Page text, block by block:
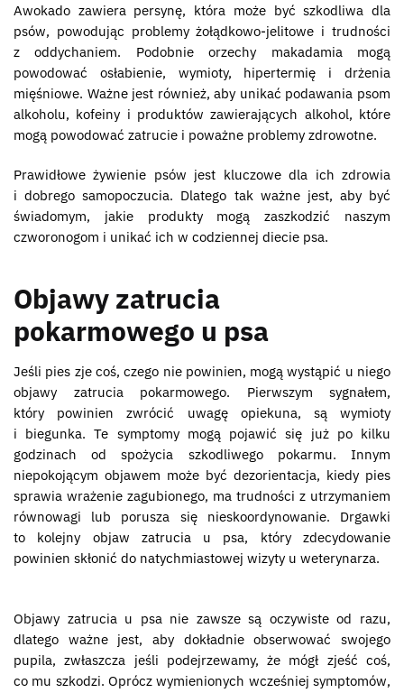
Awokado zawiera persynę, która może być szkodliwa dla
psów, powodując problemy żołądkowo-jelitowe i trudności
z oddychaniem. Podobnie orzechy makadamia mogą
powodować osłabienie, wymioty, hipertermię i drżenia
mięśniowe. Ważne jest również, aby unikać podawania psom
alkoholu, kofeiny i produktów zawierających alkohol, które
mogą powodować zatrucie i poważne problemy zdrowotne.
Prawidłowe żywienie psów jest kluczowe dla ich zdrowia
i dobrego samopoczucia. Dlatego tak ważne jest, aby być
świadomym, jakie produkty mogą zaszkodzić naszym
czworonogom i unikać ich w codziennej diecie psa.
Objawy zatrucia
pokarmowego u psa
Jeśli pies zje coś, czego nie powinien, mogą wystąpić u niego
objawy zatrucia pokarmowego. Pierwszym sygnałem,
który powinien zwrócić uwagę opiekuna, są wymioty
i biegunka. Te symptomy mogą pojawić się już po kilku
godzinach od spożycia szkodliwego pokarmu. Innym
niepokojącym objawem może być dezorientacja, kiedy pies
sprawia wrażenie zagubionego, ma trudności z utrzymaniem
równowagi lub porusza się nieskoordynowanie. Drgawki
to kolejny objaw zatrucia u psa, który zdecydowanie
powinien skłonić do natychmiastowej wizyty u weterynarza.
Objawy zatrucia u psa nie zawsze są oczywiste od razu,
dlatego ważne jest, aby dokładnie obserwować swojego
pupila, zwłaszcza jeśli podejrzewamy, że mógł zjeść coś,
co mu szkodzi. Oprócz wymienionych wcześniej symptomów,